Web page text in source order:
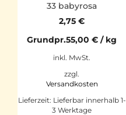
33 babyrosa
2,75€
Grundpr.55,00€ / kg
inkl. MwSt.
zzgl.
Versandkosten
Lieferzeit: Lieferbar innerhalb 1-
3 Werktage